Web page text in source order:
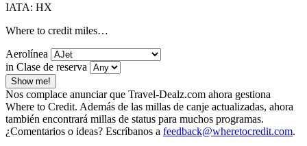
IATA: HX
Where to credit miles…
Aerolínea
in Clase de reserva
Show me!
Nos complace anunciar que Travel-Dealz.com ahora gestiona
Where to Credit. Además de las millas de canje actualizadas, ahora
también encontrará millas de status para muchos programas.
¿Comentarios o ideas? Escríbanos a feedback@wheretocredit.com.